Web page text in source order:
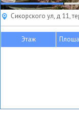
Сикорского ул, д 11,
Этаж